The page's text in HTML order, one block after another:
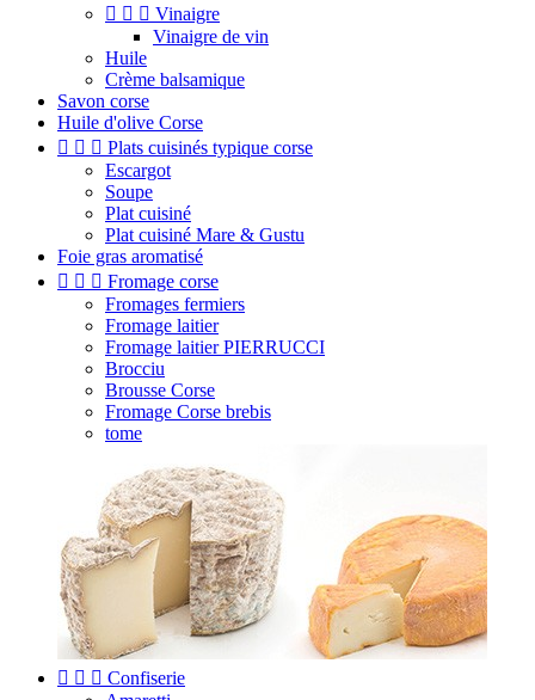
   Vinaigre
Vinaigre de vin
Huile
Crème balsamique
Savon corse
Huile d'olive Corse
   Plats cuisinés typique corse
Escargot
Soupe
Plat cuisiné
Plat cuisiné Mare & Gustu
Foie gras aromatisé
   Fromage corse
Fromages fermiers
Fromage laitier
Fromage laitier PIERRUCCI
Brocciu
Brousse Corse
Fromage Corse brebis
tome
   Confiserie